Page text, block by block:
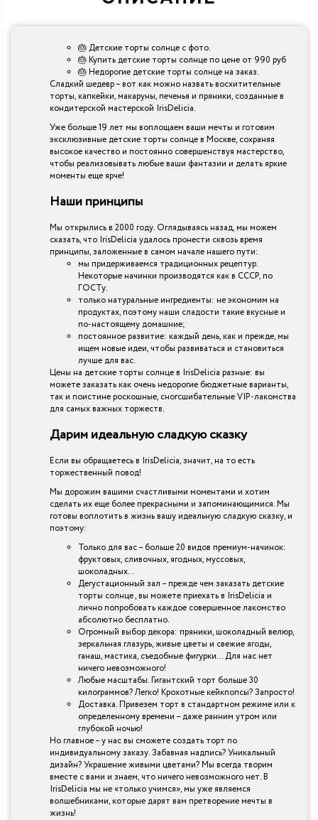
🎂 Детские торты солнце с фото.
🎂 Купить детские торты солнце по цене от 990 руб
🎂 Недорогие детские торты солнце на заказ.
Сладкий шедевр – вот как можно назвать восхитительные
торты, капкейки, макаруны, печенья и пряники, созданные в
кондитерской мастерской IrisDelicia.
Уже больше 19 лет мы воплощаем ваши мечты и готовим
эксклюзивные детские торты солнце в Москве, сохраняя
высокое качество и постоянно совершенствуя мастерство,
чтобы реализовывать любые ваши фантазии и делать яркие
моменты еще ярче!
Наши принципы
Мы открылись в 2000 году. Оглядываясь назад, мы можем
сказать, что IrisDelicia удалось пронести сквозь время
принципы, заложенные в самом начале нашего пути:
мы придерживаемся традиционных рецептур.
Некоторые начинки производятся как в СССР, по
ГОСТу.
только натуральные ингредиенты: не экономим на
продуктах, поэтому наши сладости такие вкусные и
по-настоящему домашние;
постоянное развитие: каждый день, как и прежде, мы
ищем новые идеи, чтобы развиваться и становиться
лучше для вас.
Цены на детские торты солнце в IrisDelicia разные: вы
можете заказать как очень недорогие бюджетные варианты,
так и поистине роскошные, сногсшибательные VIP-лакомства
для самых важных торжеств.
Дарим идеальную сладкую сказку
Если вы обращаетесь в IrisDelicia, значит, на то есть
торжественный повод!
Мы дорожим вашими счастливыми моментами и хотим
сделать их еще более прекрасными и запоминающимися. Мы
готовы воплотить в жизнь вашу идеальную сладкую сказку, и
поэтому:
Только для вас – больше 20 видов премиум-начинок:
фруктовых, сливочных, ягодных, муссовых,
шоколадных…
Дегустационный зал – прежде чем заказать детские
торты солнце , вы можете приехать в IrisDelicia и
лично попробовать каждое совершенное лакомство
абсолютно бесплатно.
Огромный выбор декора: пряники, шоколадный велюр,
зеркальная глазурь, живые цветы и свежие ягоды,
ганаш, мастика, съедобные фигурки… Для нас нет
ничего невозможного!
Любые масштабы. Гигантский торт больше 30
килограммов? Легко! Крохотные кейкпопсы? Запросто!
Доставка. Привезем торт в стандартном режиме или к
определенному времени – даже ранним утром или
глубокой ночью!
Но главное – у нас вы сможете создать торт по
индивидуальному заказу. Забавная надпись? Уникальный
дизайн? Украшение живыми цветами? Мы всегда творим
вместе с вами и знаем, что ничего невозможного нет. В
IrisDelicia мы не «только учимся», мы уже являемся
волшебниками, которые дарят вам претворение мечты в
жизнь!